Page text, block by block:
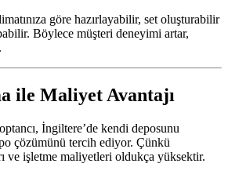
göre hazırlayabilir, set oluşturabilir
Böylece müşteri deneyimi artar,
ile Maliyet Avantajı
İngiltere’de kendi deposunu
çözümünü tercih ediyor. Çünkü
ve işletme maliyetleri oldukça yüksektir.